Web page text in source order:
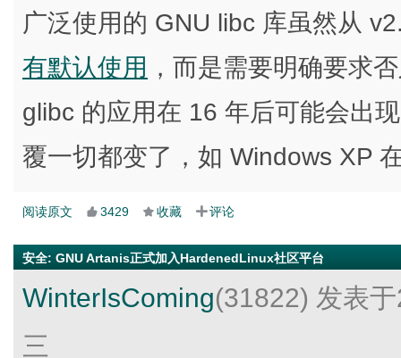
广泛使用的 GNU libc 库虽然从
有默认使用 ，而是需要明确要求
glibc 的应用在 16 年后可能会出
覆一切都变了，如 Windows XP
阅读原文 3429 收藏 评论
安全: GNU Artanis正式加入HardenedLinux社区平台
WinterIsComing(31822) 发表
三